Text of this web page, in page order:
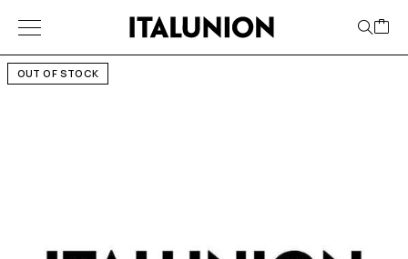
OUT OF STOCK